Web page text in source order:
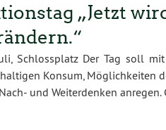
„Jetzt
Schlossplatz Der Tag soll
Konsum, Möglichkeiten
und Weiterdenken anregen.